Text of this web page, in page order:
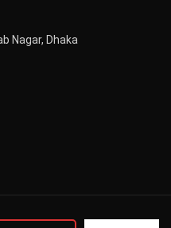
Nagar, Dhaka